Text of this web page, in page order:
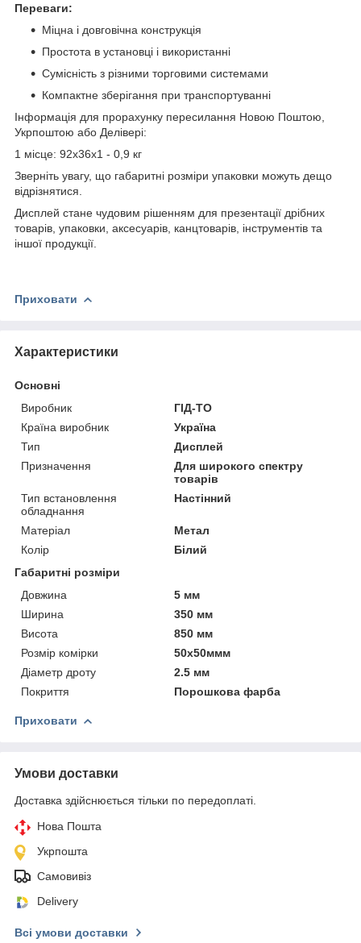
Переваги:
Міцна і довговічна конструкція
Простота в установці і використанні
Сумісність з різними торговими системами
Компактне зберігання при транспортуванні
Інформація для прорахунку пересилання Новою Поштою,
Укрпоштою або Делівері:
1 місце: 92х36х1 - 0,9 кг
Зверніть увагу, що габаритні розміри упаковки можуть дещо
відрізнятися.
Дисплей стане чудовим рішенням для презентації дрібних
товарів, упаковки, аксесуарів, канцтоварів, інструментів та
іншої продукції.
Приховати
Характеристики
Основні
Виробник
ГІД-ТО
Країна виробник
Україна
Тип
Дисплей
Призначення
Для широкого спектру
товарів
Тип встановлення
обладнання
Настінний
Матеріал
Метал
Колір
Білий
Габаритні розміри
Довжина
5 мм
Ширина
350 мм
Висота
850 мм
Розмір комірки
50х50ммм
Діаметр дроту
2.5 мм
Покриття
Порошкова фарба
Приховати
Умови доставки
Доставка здійснюється тільки по передоплаті.
Нова Пошта
Укрпошта
Самовивіз
Delivery
Всі умови доставки